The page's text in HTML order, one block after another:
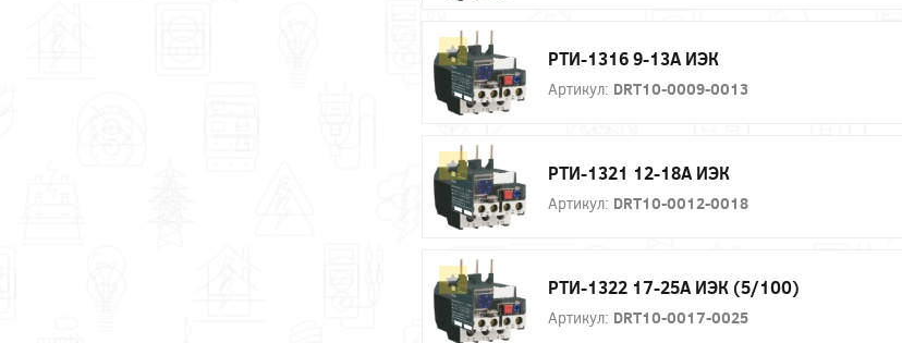
РТИ-1316 9-13А ИЭК
Артикул: DRT10-0009-0013
РТИ-1321 12-18А ИЭК
Артикул: DRT10-0012-0018
РТИ-1322 17-25А ИЭК (5/100)
Артикул: DRT10-0017-0025